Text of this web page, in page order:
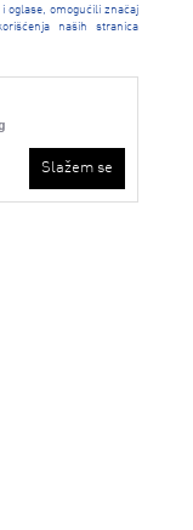
oglase, omogućili značaj
naših stranica
Slažem se